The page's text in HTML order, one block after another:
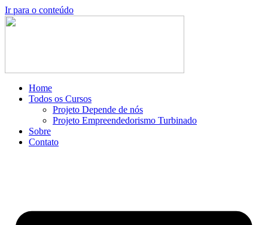
Ir para o conteúdo
Home
Todos os Cursos
Projeto Depende de nós
Projeto Empreendedorismo Turbinado
Sobre
Contato